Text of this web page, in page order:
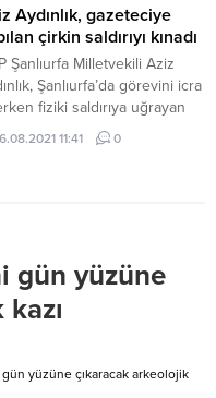
225 gram tırnaklı ekmek
yükseldi. Viranşehir
Odası...
Aydınlık, gazeteciye
çirkin saldırıyı kınadı
Şanlıurfa Milletvekili Aziz
Şanlıurfa’da görevini icra
fiziki saldırıya uğrayan
Umut Deli için kınama
Mehmet Akif İnan Eğitim ve
Hastanesi Morgunda
ile görüntü almaya...
11:41 0
gün yüzüne
yüzüne çıkaracak arkeolojik